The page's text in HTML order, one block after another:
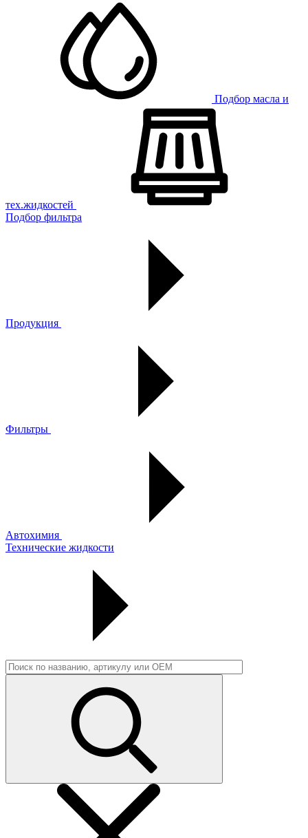
Подбор масла и
тех.жидкостей
Подбор фильтра
Продукция
Фильтры
Автохимия
Технические жидкости